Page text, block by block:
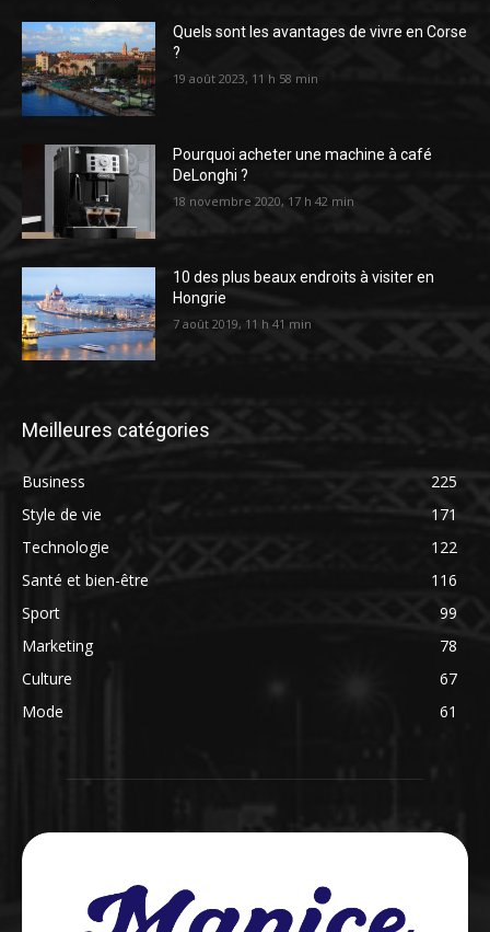
Quels sont les avantages de vivre en Corse
?
19 août 2023, 11 h 58 min
Pourquoi acheter une machine à café
DeLonghi ?
18 novembre 2020, 17 h 42 min
10 des plus beaux endroits à visiter en
Hongrie
7 août 2019, 11 h 41 min
Meilleures catégories
Business
225
Style de vie
171
Technologie
122
Santé et bien-être
116
Sport
99
Marketing
78
Culture
67
Mode
61